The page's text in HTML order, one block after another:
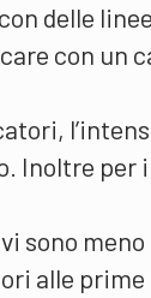
delle
con un
Inoltre
sono
alle prime